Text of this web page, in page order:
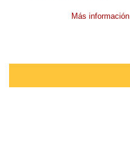
Más información